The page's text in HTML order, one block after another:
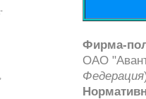
Фирма-
ОАО
Федерация